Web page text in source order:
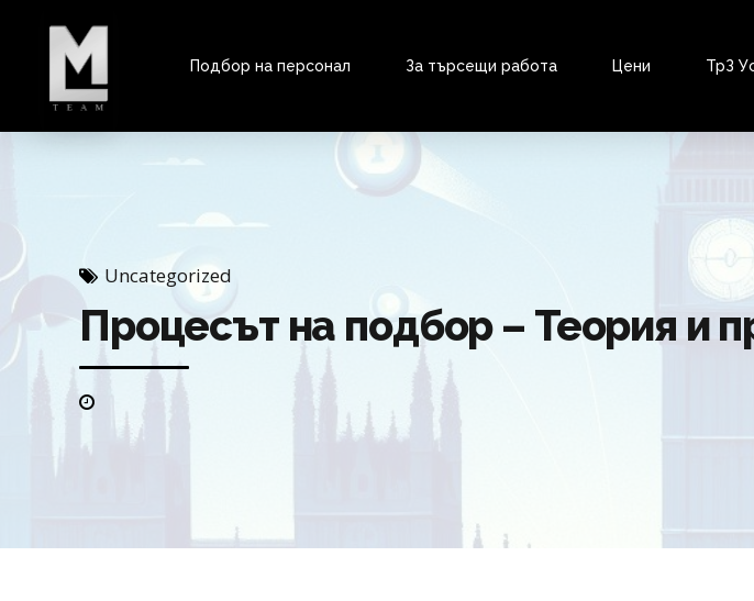
Подбор на персонал За търсещи работа Цени ТрЗ
Uncategorized
Процесът на подбор – Теория и